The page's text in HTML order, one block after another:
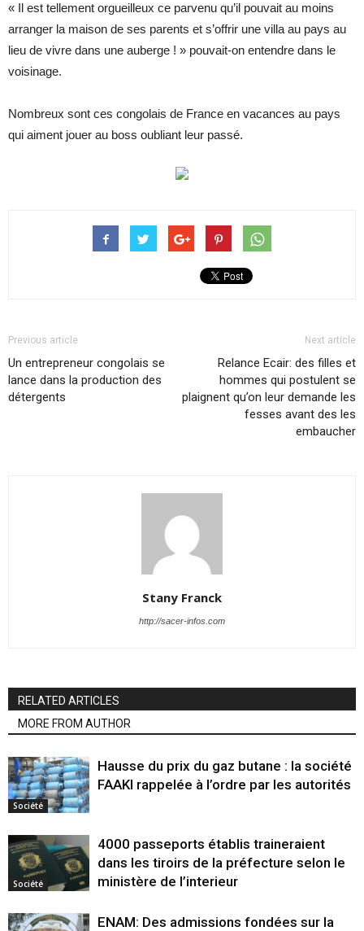
« Il est tellement orgueilleux ce parvenu qu’il pouvait au moins
arranger la maison de ses parents et s’offrir une villa au pays au
lieu de vivre dans une auberge ! » pouvait-on entendre dans le
voisinage.
Nombreux sont ces congolais de France en vacances au pays
qui aiment jouer au boss oubliant leur passé.
Previous article
Un entrepreneur congolais se
lance dans la production des
détergents
Next article
Relance Ecair: des filles et
hommes qui postulent se
plaignent qu’on leur demande les
fesses avant des les
embaucher
Stany Franck
http://sacer-infos.com
RELATED ARTICLES
MORE FROM AUTHOR
Société
Hausse du prix du gaz butane : la société
FAAKI rappelée à l’ordre par les autorités
Société
4000 passeports établis traineraient
dans les tiroirs de la préfecture selon le
ministère de l’interieur
ENAM: Des admissions fondées sur la